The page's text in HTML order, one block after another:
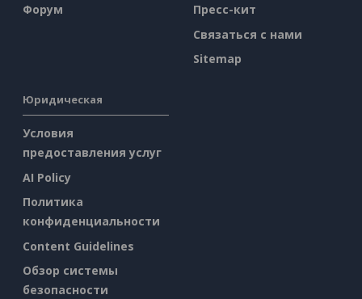
Форум
Пресс-кит
Связаться с нами
Sitemap
Юридическая
Условия
предоставления услуг
AI Policy
Политика
конфиденциальности
Content Guidelines
Обзор системы
безопасности